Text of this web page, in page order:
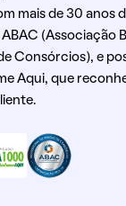
mais de 30 anos
(Associação
Consórcios), e
Aqui, que